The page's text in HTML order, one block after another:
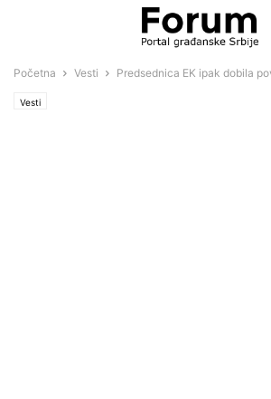
Početna Vesti Predsednica EK ipak dobila
Vesti